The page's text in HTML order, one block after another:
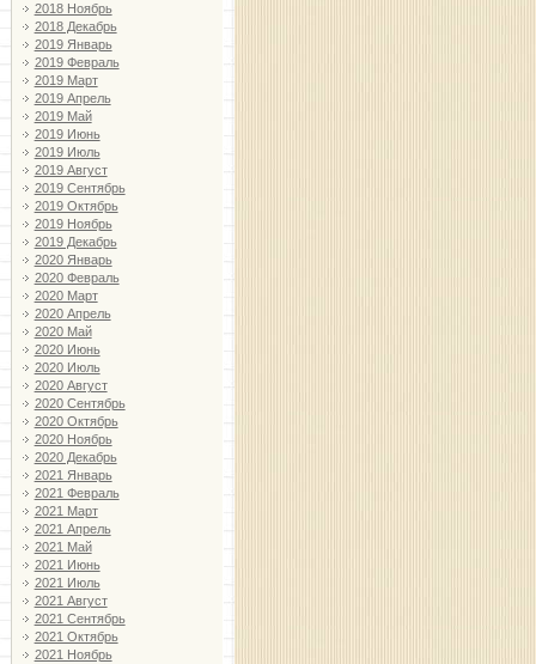
2018 Ноябрь
2018 Декабрь
2019 Январь
2019 Февраль
2019 Март
2019 Апрель
2019 Май
2019 Июнь
2019 Июль
2019 Август
2019 Сентябрь
2019 Октябрь
2019 Ноябрь
2019 Декабрь
2020 Январь
2020 Февраль
2020 Март
2020 Апрель
2020 Май
2020 Июнь
2020 Июль
2020 Август
2020 Сентябрь
2020 Октябрь
2020 Ноябрь
2020 Декабрь
2021 Январь
2021 Февраль
2021 Март
2021 Апрель
2021 Май
2021 Июнь
2021 Июль
2021 Август
2021 Сентябрь
2021 Октябрь
2021 Ноябрь